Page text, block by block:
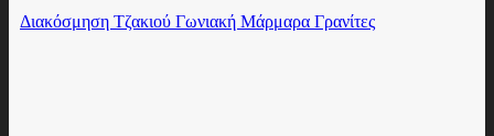
Διακόσμηση Τζακιού Γωνιακή Μάρμαρα Γρανίτες